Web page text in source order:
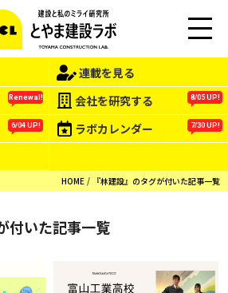
EN
連載を見る
Renewal! 会社を研究する 8/05 UP!
6/04 UP! ラボカレンダー 7/30 UP!
HOME 『林建設』のタグが付いた記事一覧
付いた記事一覧